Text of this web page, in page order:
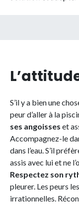
S’il y a bien une
peur d’aller à la
ses angoisses et
Accompagnez-le
dans l’eau. S’il
assis avec lui et ne
Respectez son
pleurer. Les peurs
irrationnelles.